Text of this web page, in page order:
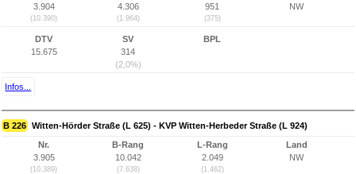
3.904
(10.390)
4.306
(1.964)
951
(375)
NW
DTV
15.675
SV
314
(2,0%)
BPL
Infos...
B 226 Witten-Hörder Straße (L 625) - KVP Witten-Herbeder Straße (L 924)
Nr.
3.905
(10.389)
B-Rang
10.042
(7.638)
L-Rang
2.049
(1.462)
Land
NW